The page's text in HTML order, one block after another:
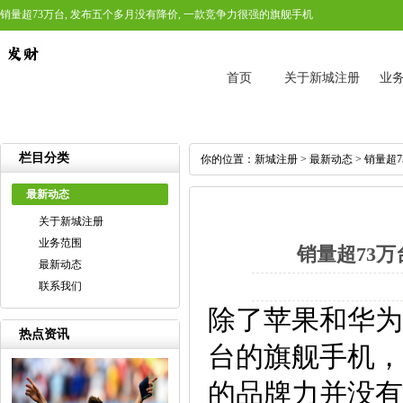
销量超73万台, 发布五个多月没有降价, 一款竞争力很强的旗舰手机
首页 关于新城注册 业
栏目分类
最新动态
关于新城注册
业务范围
最新动态
联系我们
热点资讯
你的位置： 新城注册 > 最新动态 > 销量超
销量超73
除了苹果和华
台的旗舰手机
的品牌力并没